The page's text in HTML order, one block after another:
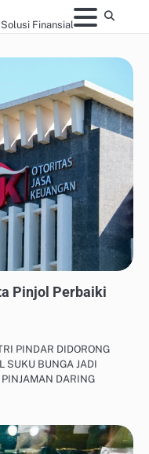
Finansial
Pinjol Perbaiki
PINDAR DIDORONG
SUKU BUNGA JADI
DARING